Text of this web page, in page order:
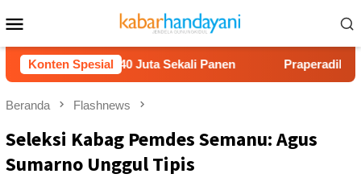
ke
kontenMobile
Konten Spesial
Rp40 Juta Sekali Panen Praperadilan Raudi
Beranda Flashnews
Seleksi Kabag Pemdes Semanu: Agus
Sumarno Unggul Tipis